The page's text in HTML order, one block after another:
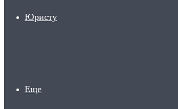
Юристу
Еще